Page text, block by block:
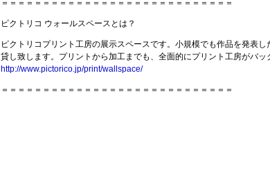
＝＝＝＝＝＝＝＝＝＝＝＝＝＝＝＝＝＝＝＝＝＝＝＝＝＝＝＝
ピクトリコ ウォールスペースとは？
ピクトリコプリント工房の展示スペースです。小規模でも作品を発表
貸し致します。プリントから加工までも、全面的にプリント工房がバッ
http://www.pictorico.jp/print/wallspace/
＝＝＝＝＝＝＝＝＝＝＝＝＝＝＝＝＝＝＝＝＝＝＝＝＝＝＝＝